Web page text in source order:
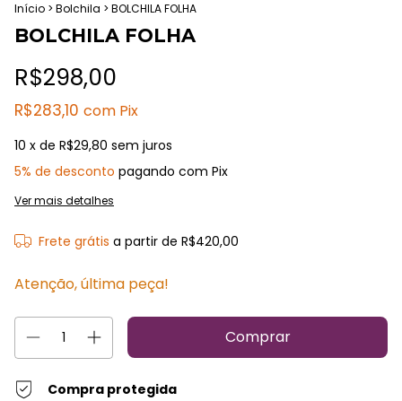
Início > Bolchila > BOLCHILA FOLHA
BOLCHILA FOLHA
R$298,00
R$283,10 com Pix
10 x de R$29,80 sem juros
5% de desconto pagando com Pix
Ver mais detalhes
Frete grátis a partir de R$420,00
Atenção, última peça!
Compra protegida